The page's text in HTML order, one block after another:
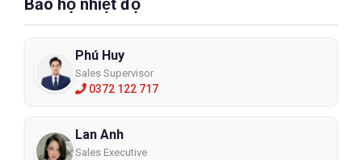
Bảo hộ nhiệt độ
Phú Huy
Sales Supervisor
0372 122 717
Lan Anh
Sales Executive